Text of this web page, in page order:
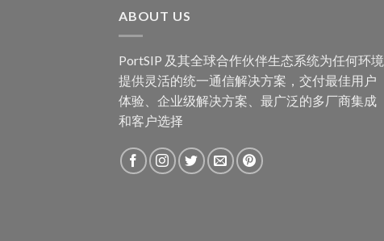
ABOUT US
PortSIP 及其全球合作伙伴生态系统为任何环境
提供灵活的统一通信解决方案，交付最佳用户
体验、企业级解决方案、最广泛的多厂商集成
和客户选择